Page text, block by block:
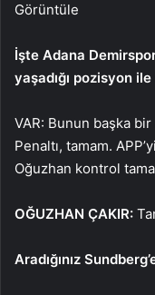
Görüntüle
İşte Adana
yaşadığı pozisyon
VAR: Bunun başka bir
Penaltı, tamam.
Oğuzhan kontrol
OĞUZHAN ÇAKIR:
Aradığınız